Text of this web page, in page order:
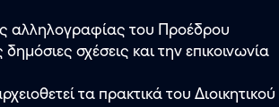
αλληλογραφίας του Προέδρου
δημόσιες σχέσεις και την επικοινωνία
τα πρακτικά του Διοικητικού